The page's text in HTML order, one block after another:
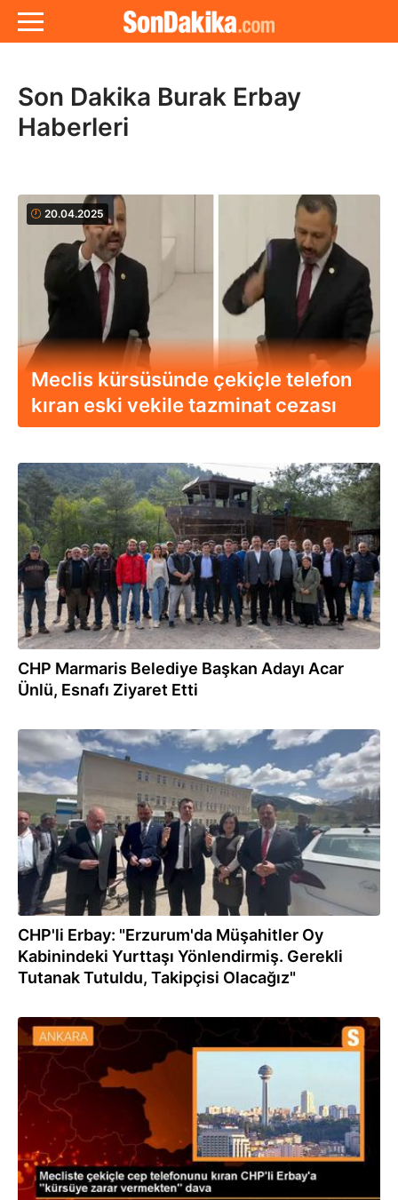
Son Dakika Burak Erbay
Haberleri
20.04.2025
Meclis kürsüsünde çekiçle telefon
kıran eski vekile tazminat cezası
22.03.2024
CHP Marmaris Belediye Başkan Adayı Acar
Ünlü, Esnafı Ziyaret Etti
14.05.2023
CHP'li Erbay: "Erzurum'da Müşahitler Oy
Kabinindeki Yurttaşı Yönlendirmiş. Gerekli
Tutanak Tutuldu, Takipçisi Olacağız"
25.03.2023